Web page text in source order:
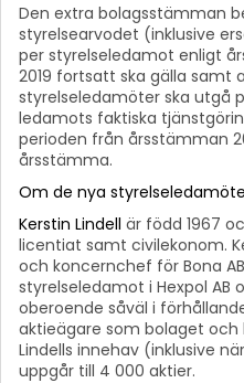
Den extra bolagsstämman
styrelsearvodet (inklusive
per styrelseledamot enligt
2019 fortsatt ska gälla samt
styrelseledamöter ska utgå
ledamots faktiska
perioden från årsstämman
årsstämma.
Om de nya
Kerstin Lindell är född 1967
licentiat samt civilekonom.
och koncernchef för Bona
styrelseledamot i Hexpol AB
oberoende såväl i
aktieägare som bolaget och
Lindells innehav (inklusive
uppgår till 4 000 aktier.